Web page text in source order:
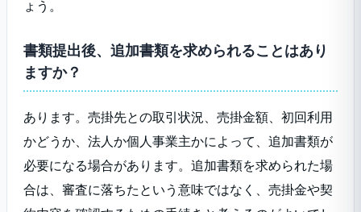
ょう。
書類提出後、追加書類を求められることはあり
ますか？
あります。売掛先との取引状況、売掛金額、初回利用
かどうか、法人か個人事業主かによって、追加書類が
必要になる場合があります。追加書類を求められた場
合は、審査に落ちたという意味ではなく、売掛金や契